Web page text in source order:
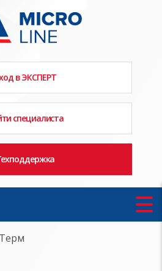
в ЭКСПЕРТ
специалиста